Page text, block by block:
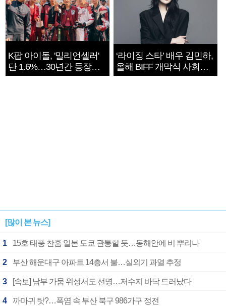
K팝 아이돌, '밀리언셀러'
단 1.6%…30년간 등장
1182개팀 전수조사
‘라이징 스타’ 배우 김민하,
올해 BIFF 개막식 사회자
확정
[많이 본 뉴스]
1 15호 태풍 찬홈 일본 도쿄 관통할 듯…동해안에 비 뿌리나
2 부산 해운대구 아파트 14층서 불…실외기 과열 추정
3 [속보] 남부 가뭄 위성서도 선명…저수지 바닥 드러났다
4 까마귀 탓?…폭염 속 부산 북구 986가구 정전